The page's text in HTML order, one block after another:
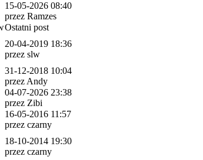
15-05-2026 08:40
przez Ramzes
Ostatni post
20-04-2019 18:36
przez slw
31-12-2018 10:04
przez Andy
04-07-2026 23:38
przez Zibi
16-05-2016 11:57
przez czarny
18-10-2014 19:30
przez czarny